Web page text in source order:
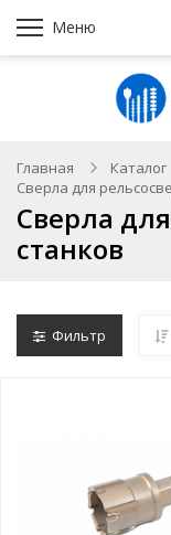
Меню
Главная Каталог
Сверла для
Сверла
станков
Фильтр